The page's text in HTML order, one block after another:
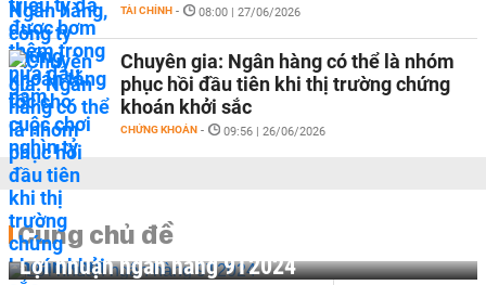
TÀI CHÍNH - 08:00 | 27/06/2026
Chuyên gia: Ngân hàng có thể là nhóm
phục hồi đầu tiên khi thị trường chứng
khoán khởi sắc
CHỨNG KHOÁN - 09:56 | 26/06/2026
Cùng chủ đề
Lợi nhuận ngân hàng 9T2024